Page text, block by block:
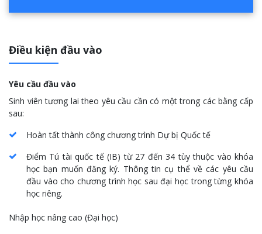
Điều kiện đầu vào
Yêu cầu đầu vào
Sinh viên tương lai theo yêu cầu cần có một trong các bằng cấp
sau:
Hoàn tất thành công chương trình Dự bị Quốc tế
Điểm Tú tài quốc tế (IB) từ 27 đến 34 tùy thuộc vào khóa
học bạn muốn đăng ký. Thông tin cụ thể về các yêu cầu
đầu vào cho chương trình học sau đại học trong từng khóa
học riêng.
Nhập học nâng cao (Đại học)